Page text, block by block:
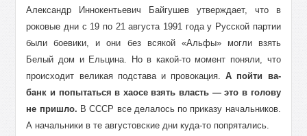
Александр Иннокентьевич Байгушев утверждает, что в
роковые дни с 19 по 21 августа 1991 года у Русской партии
были боевики, и они без всякой «Альфы» могли взять
Белый дом и Ельцина. Но в какой-то момент поняли, что
происходит великая подстава и провокация.А пойти ва-
банк и попытаться в хаосе взять власть — это в голову
не пришло. В СССР все делалось по приказу начальников.
А начальники в те августовские дни куда-то попрятались.